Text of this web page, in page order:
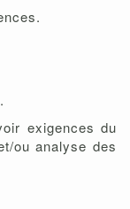
exigences du
ou analyse des